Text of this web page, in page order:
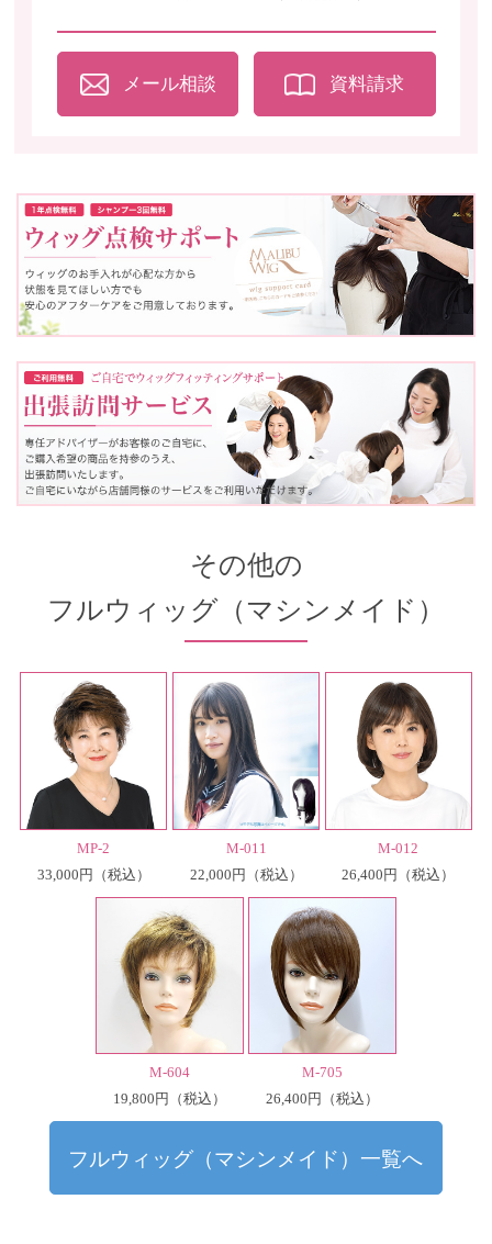
メール相談 資料請求
その他の
フルウィッグ（マシンメイド）
MP-2
33,000円
（税込）
M-011
22,000円
（税込）
M-012
26,400円
（税込）
M-604
19,800円
（税込）
M-705
26,400円
（税込）
フルウィッグ（マシンメイド）一覧へ